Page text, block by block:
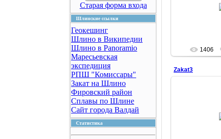
Старая форма входа
Шлинские ссылки
Геокешинг
Шлино в Википедии
Шлино в Panoramio
Маресьевская
экспедиция
РПШ "Комиссары"
Закат на Шлино
Фировский район
Сплавы по Шлине
Сайт города Валдай
Статистика
кайфуешь,
1406
Zakat3